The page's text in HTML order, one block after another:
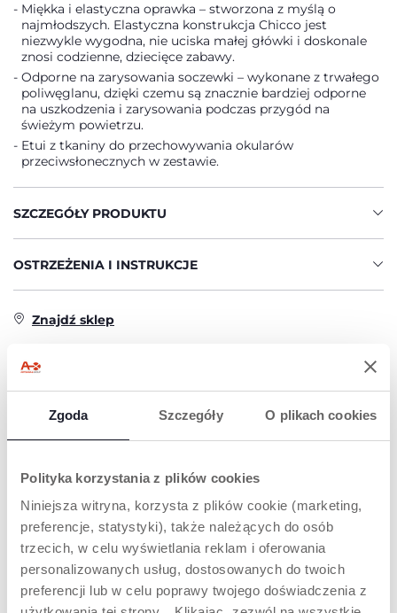
Zgoda Szczegóły O plikach cookies
Polityka korzystania z plików cookies
Niniejsza witryna, korzysta z plików cookie (marketing,
preferencje, statystyki), także należących do osób
trzecich, w celu wyświetlania reklam i oferowania
personalizowanych usług, dostosowanych do twoich
preferencji lub w celu poprawy twojego doświadczenia z
Miękka i elastyczna oprawka – stworzona z myślą o
najmłodszych. Elastyczna konstrukcja Chicco jest
niezwykle wygodna, nie uciska małej główki i doskonale
znosi codzienne, dziecięce zabawy.
Odporne na zarysowania soczewki – wykonane z trwałego
poliwęglanu, dzięki czemu są znacznie bardziej odporne
na uszkodzenia i zarysowania podczas przygód na
świeżym powietrzu.
Etui z tkaniny do przechowywania okularów
przeciwsłonecznych w zestawie.
SZCZEGÓŁY PRODUKTU
OSTRZEŻENIA I INSTRUKCJE
Znajdź sklep
PRODUKTY, KTÓRE MOGĄ CIĘ
ZAINTERESOWAĆ